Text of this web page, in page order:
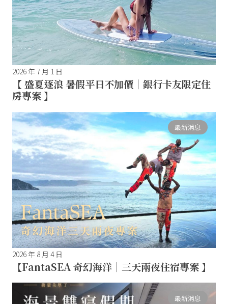
2026 年 7 月 1 日
【 盛夏逐浪 暑假平日不加價｜銀行卡友限定住
房專案 】
最新消息
2026 年 8 月 4 日
【FantaSEA 奇幻海洋｜三天兩夜住宿專案 】
最新消息